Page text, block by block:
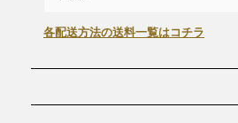
各配送方法の送料一覧はコチラ